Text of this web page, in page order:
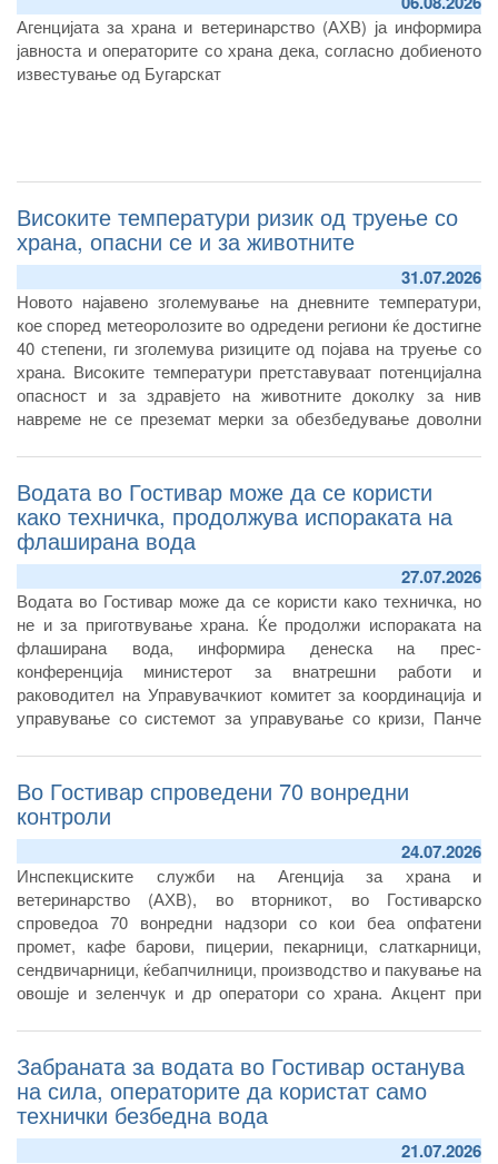
Агенцијата за храна и ветеринарство (АХВ) ја информира
јавноста и операторите со храна дека, согласно добиеното
известување од Бугарскат
Високите температури ризик од труење со
храна, опасни се и за животните
31.07.2026
Новото најавено зголемување на дневните температури,
кое според метеоролозите во одредени региони ќе достигне
40 степени, ги зголемува ризиците од појава на труење со
храна. Високите температури претставуваат потенцијална
опасност и за здравјето на животните доколку за нив
навреме не се преземат мерки за обезбедување доволни
Водата во Гостивар може да се користи
како техничка, продолжува испораката на
флаширана вода
27.07.2026
Водата во Гостивар може да се користи како техничка, но
не и за приготвување храна. Ќе продолжи испораката на
флаширана вода, информира денеска на прес-
конференција министерот за внатрешни работи и
раководител на Управувачкиот комитет за координација и
управување со системот за управување со кризи, Панче
мерењата дека може да се користи за пиење, ниту пак за
подготвување храна.
Во Гостивар спроведени 70 вонредни
контроли
24.07.2026
Инспекциските служби на Агенција за храна и
ветеринарство (АХВ), во вторникот, во Гостиварско
спроведоа 70 вонредни надзори со кои беа опфатени
промет, кафе барови, пицерии, пекарници, слаткарници,
сендвичарници, ќебапчилници, производство и пакување на
овошје и зеленчук и др оператори со храна. Акцент при
од овој регион ја почитуваат донесената забрана на АХВ за
употреба на водата од гостиварскиот водоснабдителен
систем.
Забраната за водата во Гостивар останува
на сила, операторите да користат само
технички безбедна вода
21.07.2026